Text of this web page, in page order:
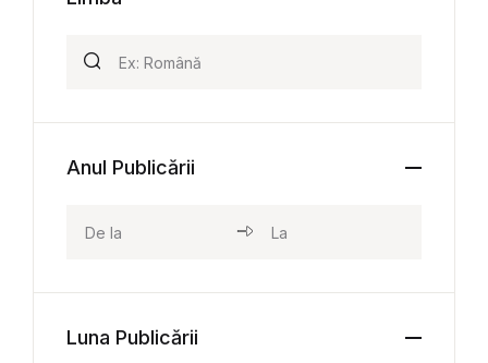
Anul Publicării
Luna Publicării